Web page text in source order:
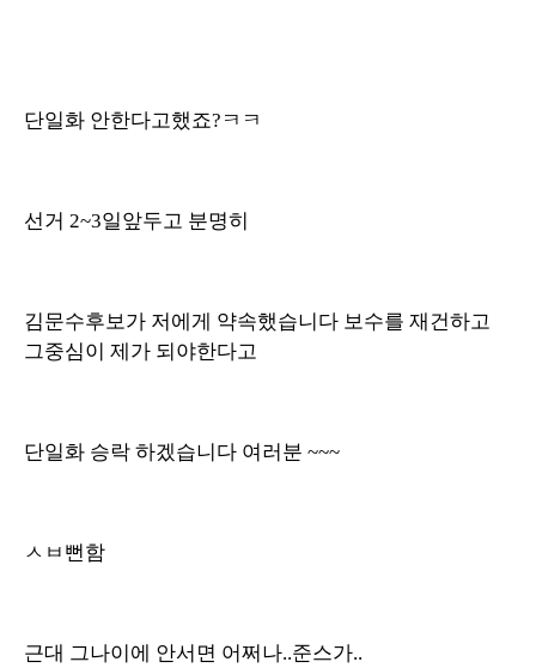
단일화 안한다고했죠?ㅋㅋ
선거 2~3일앞두고 분명히
김문수후보가 저에게 약속했습니다 보수를 재건하고
그중심이 제가 되야한다고
단일화 승락 하겠습니다 여러분 ~~~
ㅅㅂ뻔함
근대 그나이에 안서면 어쩌나..준스가..